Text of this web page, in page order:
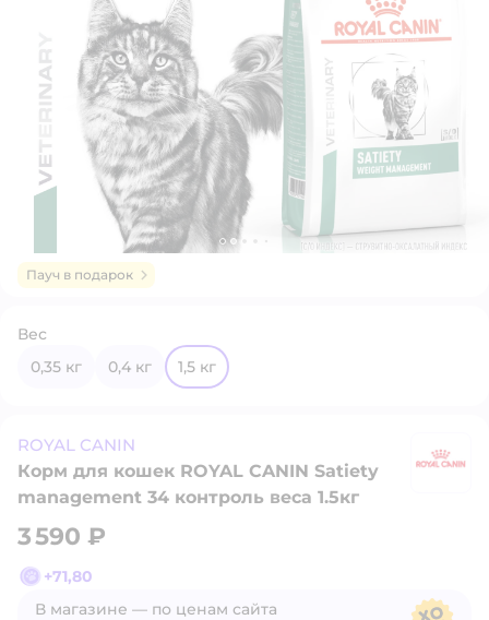
Пауч в подарок
Вес
0,35 кг
0,4 кг 1,5 кг
ROYAL CANIN
Корм для кошек ROYAL CANIN Satiety
management 34 контроль веса 1.5кг
3 590 ₽
+71,80
В магазине — по ценам сайта